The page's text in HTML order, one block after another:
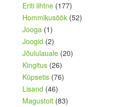
Eriti lihtne (177)
Hommikusöök (52)
Jooga (1)
Joogid (2)
Jõululauale (20)
Kingitus (26)
Küpsetis (76)
Lisand (46)
Magustoit (83)